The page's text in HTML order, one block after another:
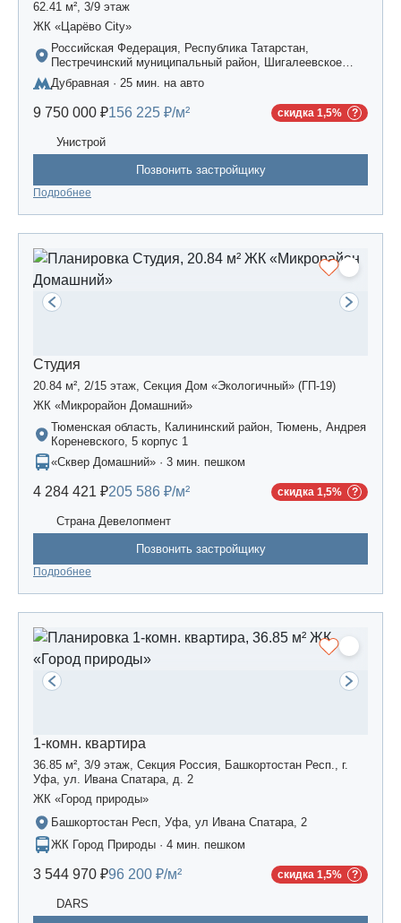
62.41 м², 3/9 этаж
ЖК «Царёво City»
Российская Федерация, Республика Татарстан,
Пестречинский муниципальный район, Шигалеевское
сельское поселение, жилой комплекс «Усадьба
Царево-2», дом 3
Дубравная · 25 мин. на авто
9 750 000 ₽156 225 ₽/м² скидка 1,5%
Унистрой
Позвонить застройщику
Подробнее
Студия
20.84 м², 2/15 этаж, Секция Дом «Экологичный» (ГП-19)
ЖК «Микрорайон Домашний»
Тюменская область, Калининский район, Тюмень, Андрея
Кореневского, 5 корпус 1
«Сквер Домашний» · 3 мин. пешком
4 284 421 ₽205 586 ₽/м² скидка 1,5%
Страна Девелопмент
Позвонить застройщику
Подробнее
1-комн. квартира
36.85 м², 3/9 этаж, Секция Россия, Башкортостан Респ., г.
Уфа, ул. Ивана Спатара, д. 2
ЖК «Город природы»
Башкортостан Респ, Уфа, ул Ивана Спатара, 2
ЖК Город Природы · 4 мин. пешком
3 544 970 ₽96 200 ₽/м² скидка 1,5%
DARS